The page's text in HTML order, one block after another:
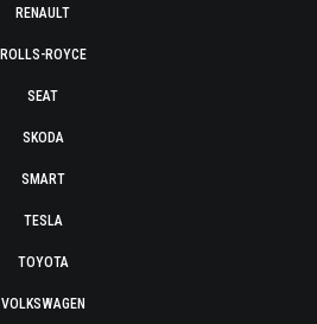
RENAULT
ROLLS-ROYCE
SEAT
SKODA
SMART
TESLA
TOYOTA
VOLKSWAGEN